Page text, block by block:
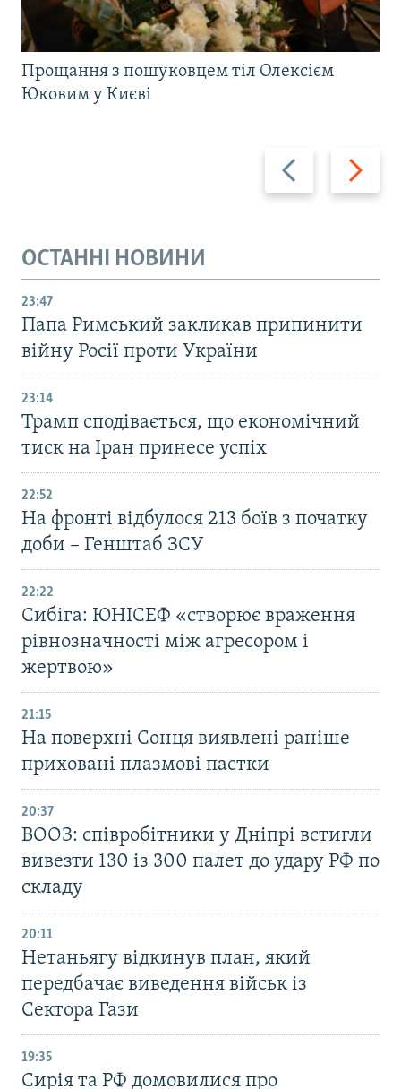
Назад Вперед
Прощання з пошуковцем тіл Олексієм
Юковим у Києві
ОСТАННІ НОВИНИ
23:47
Папа Римський закликав припинити
війну Росії проти України
23:14
Трамп сподівається, що економічний
тиск на Іран принесе успіх
22:52
На фронті відбулося 213 боїв з початку
доби – Генштаб ЗСУ
22:22
Сибіга: ЮНІСЕФ «створює враження
рівнозначності між агресором і
жертвою»
21:15
На поверхні Сонця виявлені раніше
приховані плазмові пастки
20:37
ВООЗ: співробітники у Дніпрі встигли
вивезти 130 із 300 палет до удару РФ по
складу
20:11
Нетаньягу відкинув план, який
передбачає виведення військ із
Сектора Гази
19:35
Сирія та РФ домовилися про